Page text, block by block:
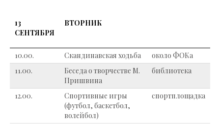
13
СЕНТЯБРЯ
ВТОРНИК
10.00. Скандинавская ходьба
около ФОКа
11.00.
Беседа о творчестве М.
Пришвина
библиотека
12.00.
Спортивные игры
(футбол, баскетбол,
волейбол)
спортплощадка